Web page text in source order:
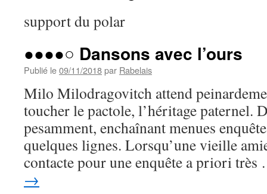
support du polar
●●●●○ Dansons avec l’ours
Publié le09/11/2018par Rabelais
Milo Milodragovitch attend
toucher le pactole, l’héritage paternel.
pesamment, enchaînant menues
quelques lignes. Lorsqu’une vieille
contacte pour une enquête a priori
→